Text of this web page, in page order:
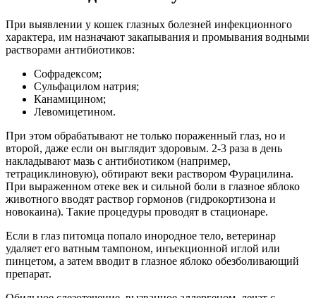
При выявлении у кошек глазных болезней инфекционного
характера, им назначают закапывания и промывания водными
растворами антибиотиков:
Софрадексом;
Сульфацилом натрия;
Канамицином;
Левомицетином.
При этом обрабатывают не только пораженный глаз, но и
второй, даже если он выглядит здоровым. 2-3 раза в день
накладывают мазь с антибиотиком (например,
тетрациклиновую), обтирают веки раствором Фурацилина.
При выраженном отеке век и сильной боли в глазное яблоко
животного вводят раствор гормонов (гидрокортизона и
новокаина). Такие процедуры проводят в стационаре.
Если в глаз питомца попало инородное тело, ветеринар
удаляет его ватным тампоном, инъекционной иглой или
пинцетом, а затем вводит в глазное яблоко обезболивающий
препарат.